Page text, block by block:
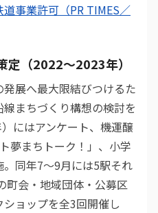
事業許可（PR TIMES／
定（2022〜2023年）
展へ最大限結びつけるた
まちづくり構想の検討を
にはアンケート、機運醸
夢まちトーク！」、小学
同年7〜9月には5駅それ
町会・地域団体・公募区
ョップを全3回開催し